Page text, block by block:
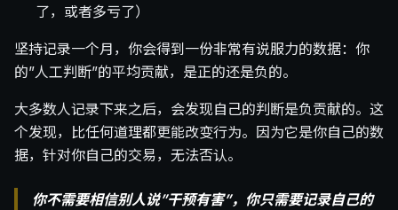
了，或者多亏了）
坚持记录一个月，你会得到一份非常有说服力的数据：你
的”人工判断”的平均贡献，是正的还是负的。
大多数人记录下来之后，会发现自己的判断是负贡献的。这
个发现，比任何道理都更能改变行为。因为它是你自己的数
据，针对你自己的交易，无法否认。
你不需要相信别人说”干预有害”，你只需要记录自己的